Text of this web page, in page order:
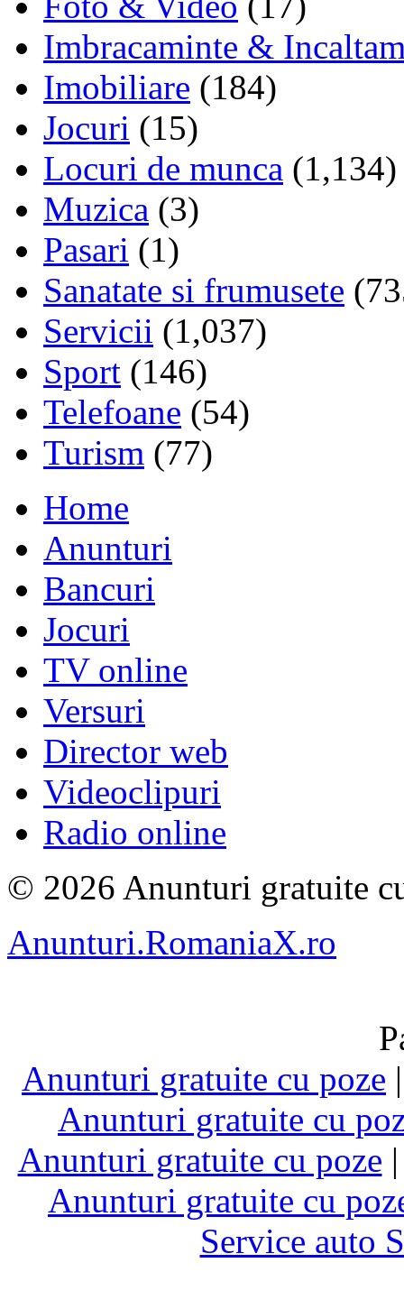
Imbracaminte &
Imobiliare (184)
Jocuri (15)
Locuri de munca (1,134)
Muzica (3)
Pasari (1)
Sanatate si frumusete
Servicii (1,037)
Sport (146)
Telefoane (54)
Turism (77)
Home
Anunturi
Bancuri
Jocuri
TV online
Versuri
Director web
Videoclipuri
Radio online
© 2026 Anunturi gratuite
Anunturi.RomaniaX.ro
Anunturi gratuite cu poze
Anunturi gratuite cu
Anunturi gratuite cu poze
Anunturi gratuite cu
Service auto